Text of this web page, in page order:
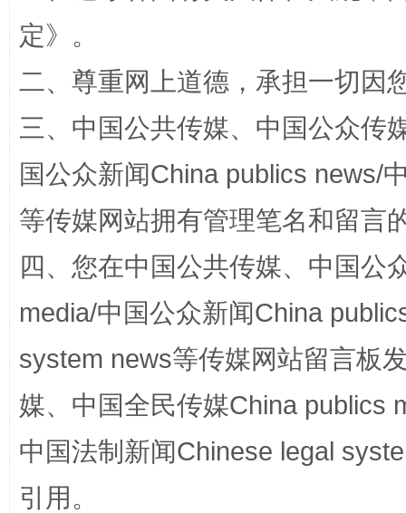
解纷+调解+退费，一次搞定
站台名比不上好声名
定》。
二、尊重网上道德，承担一切因
三、中国公共传媒、中国公众传
国公众新闻China publics news/
等传媒网站拥有管理笔名和留言
四、您在中国公共传媒、中国公
media/中国公众新闻China
system news等传媒网站留言板
媒、中国全民传媒China publics
中国法制新闻Chinese legal
引用。